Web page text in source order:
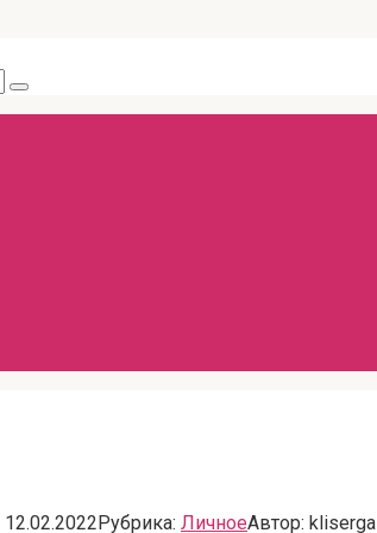
12.02.2022Рубрика: ЛичноеАвтор: kliserga